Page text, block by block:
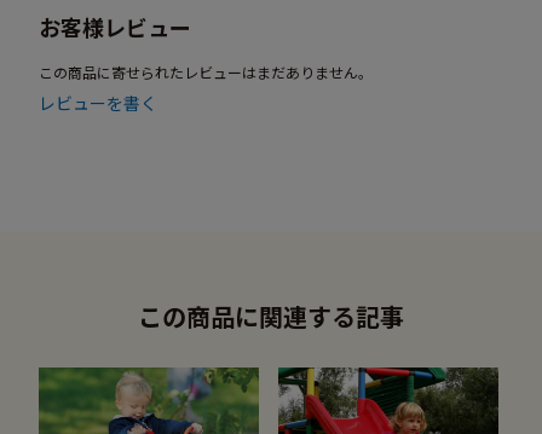
お客様レビュー
この商品に寄せられたレビューはまだありません。
レビューを書く
この商品に関連する記事